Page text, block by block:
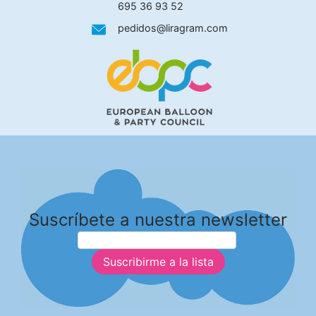
695 36 93 52
pedidos@liragram.com
Suscríbete a nuestra newsletter
Suscribirme a la lista